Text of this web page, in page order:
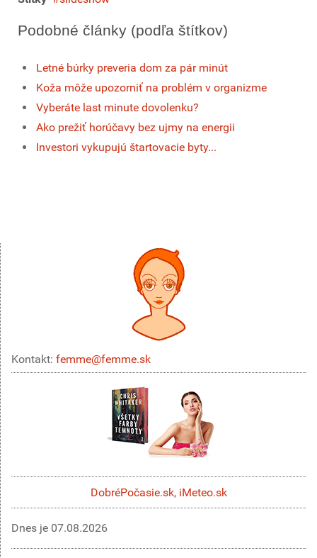
Podobné články (podľa štítkov)
Letné búrky preveria dom za pár minút
Koža môže upozorniť na problém v organizme
Vyberáte last minute dovolenku?
Ako prežiť horúčavy bez ujmy na energii
Investori vykupujú štartovacie byty...
Kontakt: femme@femme.sk
DobréPočasie.sk, iMeteo.sk
Dnes je 07.08.2026